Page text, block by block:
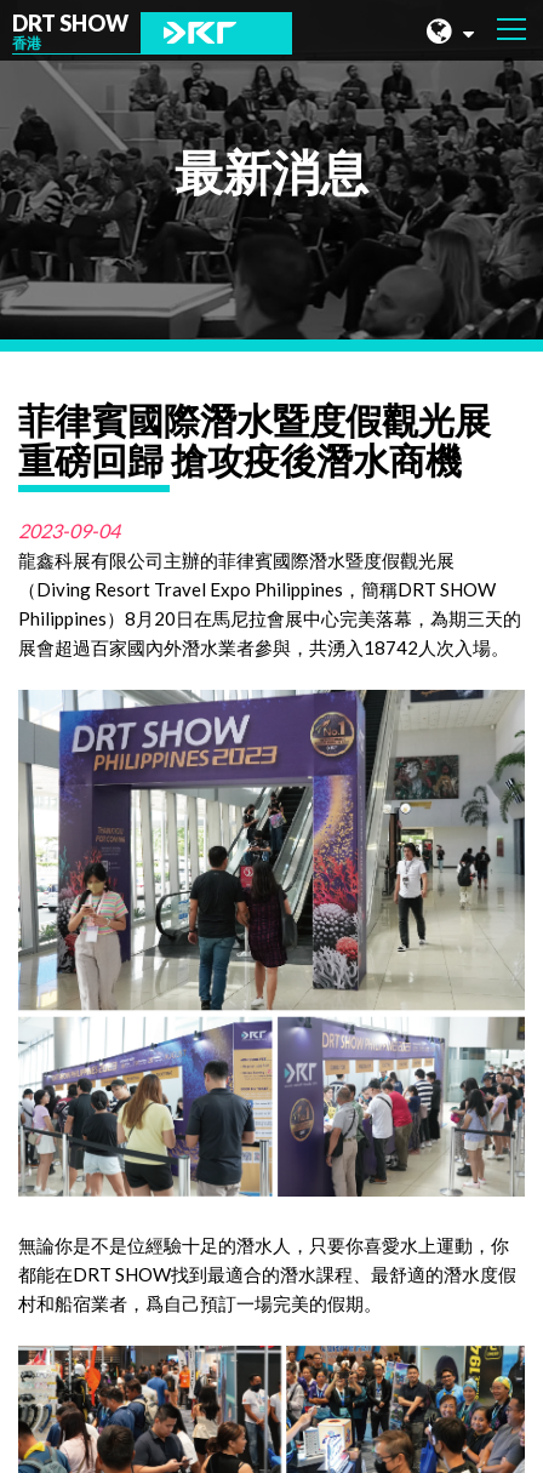
DRT SHOW
香港
馬來西亞
上海
台灣
印尼
北京
菲律賓
香港
最新消息
菲律賓國際潛水暨度假觀光展
重磅回歸 搶攻疫後潛水商機
2023-09-04
龍鑫科展有限公司主辦的菲律賓國際潛水暨度假觀光展
（Diving Resort Travel Expo Philippines，簡稱DRT SHOW
Philippines）8月20日在馬尼拉會展中心完美落幕，為期三天的
展會超過百家國內外潛水業者參與，共湧入18742人次入場。
無論你是不是位經驗十足的潛水人，只要你喜愛水上運動，你
都能在DRT SHOW找到最適合的潛水課程、最舒適的潛水度假
村和船宿業者，爲自己預訂一場完美的假期。